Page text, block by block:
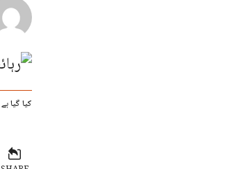
کیا گیا ہے